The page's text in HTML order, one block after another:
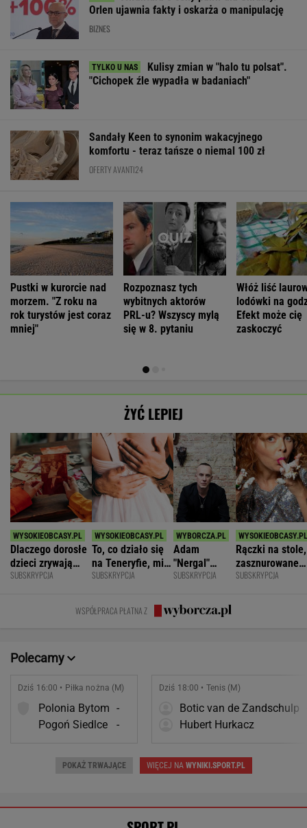
Orlen ujawnia fakty i oskarża o manipulację
BIZNES
Kulisy zmian w "halo tu polsat".
"Cichopek źle wypadła w badaniach"
Sandały Keen to synonim wakacyjnego
komfortu - teraz tańsze o niemal 100 zł
OFERTY AVANTI24
Pustki w kurorcie nad
morzem. "Z roku na
rok turystów jest coraz
mniej"
Rozpoznasz tych
wybitnych aktorów
PRL-u? Wszyscy mylą
się w 8. pytaniu
Włóż liść
lodówki na
Efekt może cię
zaskoczyć
ŻYĆ LEPIEJ
Dlaczego dorosłe
dzieci zrywają
kontakt z
SUBSKRYPCJA
To, co działo się
na Teneryfie, mi
się należało. Nie
złe
SUBSKRYPCJA
Adam
"Nergal"
Darski: Ja
terapię, a
większość
SUBSKRYPCJA
Rączki na stole,
zasznurowane
usta. Byłam
SUBSKRYPCJA
WSPÓŁPRACA PŁATNA Z
Polecamy
Dziś 16:00 • Piłka nożna (M)
Polonia Bytom -
Pogoń Siedlce
-
Dziś 18:00 • Tenis (M)
Botic van de Zandschulp
Hubert Hurkacz
POKAŻ TRWAJĄCE WIĘCEJ NAWYNIKI.SPORT.PL